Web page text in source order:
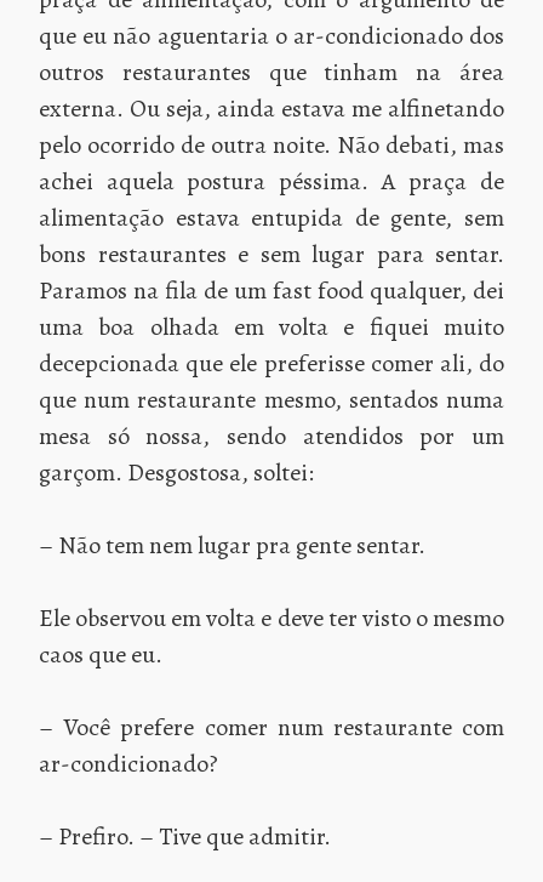
que eu não aguentaria o ar-condicionado dos
outros restaurantes que tinham na área
externa. Ou seja, ainda estava me alfinetando
pelo ocorrido de outra noite. Não debati, mas
achei aquela postura péssima. A praça de
alimentação estava entupida de gente, sem
bons restaurantes e sem lugar para sentar.
Paramos na fila de um fast food qualquer, dei
uma boa olhada em volta e fiquei muito
decepcionada que ele preferisse comer ali, do
que num restaurante mesmo, sentados numa
mesa só nossa, sendo atendidos por um
garçom. Desgostosa, soltei:
– Não tem nem lugar pra gente sentar.
Ele observou em volta e deve ter visto o mesmo
caos que eu.
– Você prefere comer num restaurante com
ar-condicionado?
– Prefiro. – Tive que admitir.